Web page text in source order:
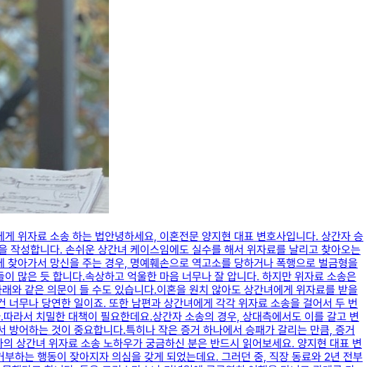
위자료 소송 하는 법​안녕하세요, 이혼전문 양지현 대표 변호사입니다. 상간자 승
성합니다. ​손쉬운 상간녀 케이스임에도 실수를 해서 위자료를 날리고 찾아오는
아가서 망신을 주는 경우, 명예훼손으로 역고소를 당하거나 폭행으로 벌금형을
많은 듯 합니다.​속상하고 억울한 마음 너무나 잘 압니다. 하지만 위자료 소송은
와 같은 의문이 들 수도 있습니다.이혼을 원치 않아도 상간녀에게 위자료를 받을
무나 당연한 일이죠. ​또한 남편과 상간녀에게 각각 위자료 소송을 걸어서 두 번
라서 치밀한 대책이 필요한데요.​상간자 소송의 경우, 상대측에서도 이를 갈고 변
어하는 것이 중요합니다.​특히나 작은 증거 하나에서 승패가 갈리는 만큼, 증거
상간녀 위자료 소송 노하우가 궁금하신 분은 반드시 읽어보세요. 양지현 대표 변
하는 행동이 잦아지자 의심을 갖게 되었는데요. ​그러던 중, 직장 동료와 2년 전부